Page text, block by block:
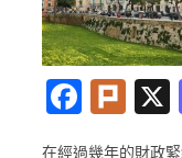
Fa
Pl
在經過幾年的財政